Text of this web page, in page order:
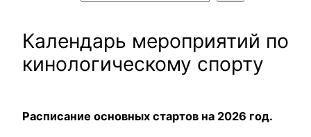
Календарь мероприятий по
кинологическому спорту
Расписание основных стартов на 2026 год.